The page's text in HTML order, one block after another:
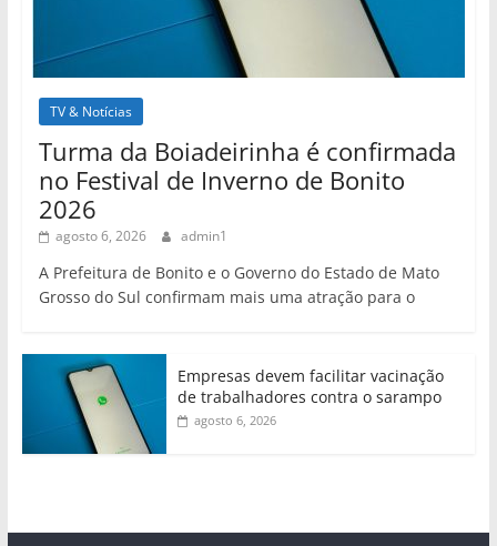
TV & Notícias
Turma da Boiadeirinha é confirmada
no Festival de Inverno de Bonito
2026
agosto 6, 2026 admin1
A Prefeitura de Bonito e o Governo do Estado de Mato
Grosso do Sul confirmam mais uma atração para o
Empresas devem facilitar vacinação
de trabalhadores contra o sarampo
agosto 6, 2026